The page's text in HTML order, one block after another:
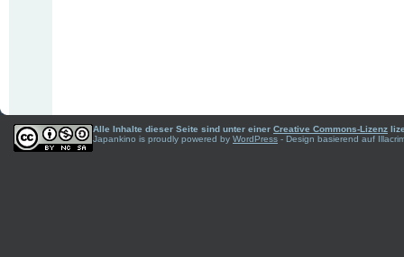
Alle Inhalte dieser Seite sind unter einer Creative Commons-Lizenz
Japankino is proudly powered by WordPress - Design basierend auf